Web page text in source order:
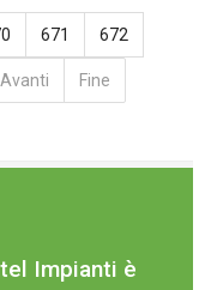
671 672
Avanti Fine
Impianti è